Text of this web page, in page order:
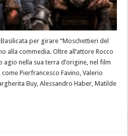
per girare “Moschettieri del
alla commedia. Oltre all’attore Rocco
agio nella sua terra d’origine, nel film
Pierfrancesco Favino, Valerio
Buy, Alessandro Haber, Matilde